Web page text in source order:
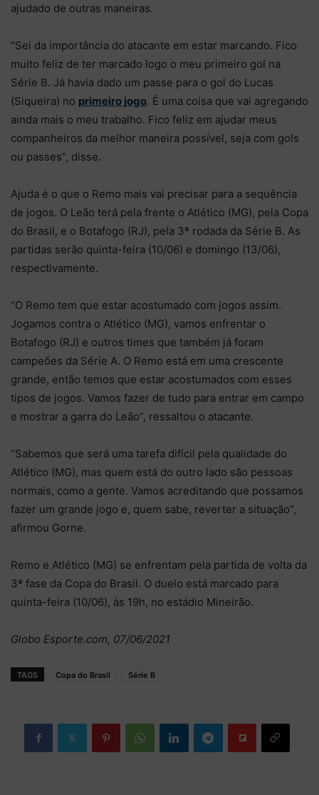
ajudado de outras maneiras.
“Sei da importância do atacante em estar marcando. Fico
muito feliz de ter marcado logo o meu primeiro gol na
Série B. Já havia dado um passe para o gol do Lucas
(Siqueira) no primeiro jogo. É uma coisa que vai agregando
ainda mais o meu trabalho. Fico feliz em ajudar meus
companheiros da melhor maneira possível, seja com gols
ou passes”, disse.
Ajuda é o que o Remo mais vai precisar para a sequência
de jogos. O Leão terá pela frente o Atlético (MG), pela Copa
do Brasil, e o Botafogo (RJ), pela 3ª rodada da Série B. As
partidas serão quinta-feira (10/06) e domingo (13/06),
respectivamente.
“O Remo tem que estar acostumado com jogos assim.
Jogamos contra o Atlético (MG), vamos enfrentar o
Botafogo (RJ) e outros times que também já foram
campeões da Série A. O Remo está em uma crescente
grande, então temos que estar acostumados com esses
tipos de jogos. Vamos fazer de tudo para entrar em campo
e mostrar a garra do Leão”, ressaltou o atacante.
“Sabemos que será uma tarefa difícil pela qualidade do
Atlético (MG), mas quem está do outro lado são pessoas
normais, como a gente. Vamos acreditando que possamos
fazer um grande jogo e, quem sabe, reverter a situação”,
afirmou Gorne.
Remo e Atlético (MG) se enfrentam pela partida de volta da
3ª fase da Copa do Brasil. O duelo está marcado para
quinta-feira (10/06), às 19h, no estádio Mineirão.
Globo Esporte.com, 07/06/2021
TAGS Copa do Brasil Série B